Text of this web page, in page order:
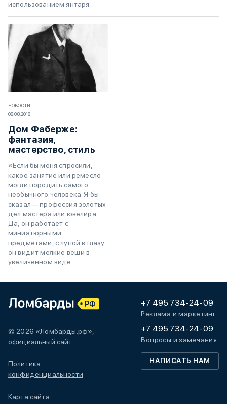
использованием янтаря.
НОВОСТИ
08.08.2018
Дом Фаберже:
фантазия,
мастерство, стиль
«Если бы меня спросили,
какое занятие или ремесло
могли породить самого
необычного человека. Я бы
сказал— профессия золотых
дел мастера или ювелира.
Да, он работает с
миниатюрными
предметами, с лупой в глазу
он видит мелкие вещи в
увеличенном виде.
© 2026 «Ломбарды.рф»,
официальный сайт
Политика
конфиденциальности
Карта сайта
+7 495 734-24-09
Реклама и маркетинг
+7 495 734-24-09
Вопросы и замечания
НАПИСАТЬ НАМ